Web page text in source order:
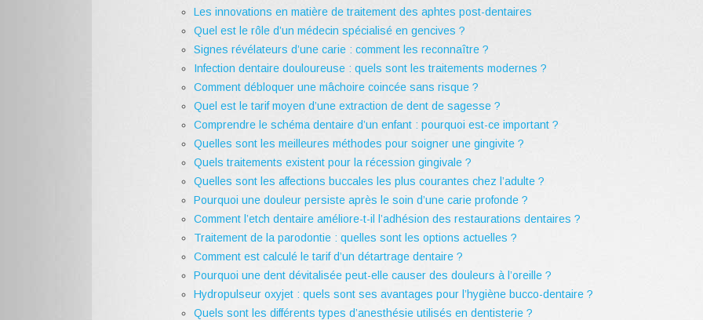
Les innovations en matière de traitement des aphtes post-dentaires
Quel est le rôle d’un médecin spécialisé en gencives ?
Signes révélateurs d’une carie : comment les reconnaître ?
Infection dentaire douloureuse : quels sont les traitements modernes ?
Comment débloquer une mâchoire coincée sans risque ?
Quel est le tarif moyen d’une extraction de dent de sagesse ?
Comprendre le schéma dentaire d’un enfant : pourquoi est-ce important ?
Quelles sont les meilleures méthodes pour soigner une gingivite ?
Quels traitements existent pour la récession gingivale ?
Quelles sont les affections buccales les plus courantes chez l’adulte ?
Pourquoi une douleur persiste après le soin d’une carie profonde ?
Comment l’etch dentaire améliore-t-il l’adhésion des restaurations dentaires ?
Traitement de la parodontie : quelles sont les options actuelles ?
Comment est calculé le tarif d’un détartrage dentaire ?
Pourquoi une dent dévitalisée peut-elle causer des douleurs à l’oreille ?
Hydropulseur oxyjet : quels sont ses avantages pour l’hygiène bucco-dentaire ?
Quels sont les différents types d’anesthésie utilisés en dentisterie ?